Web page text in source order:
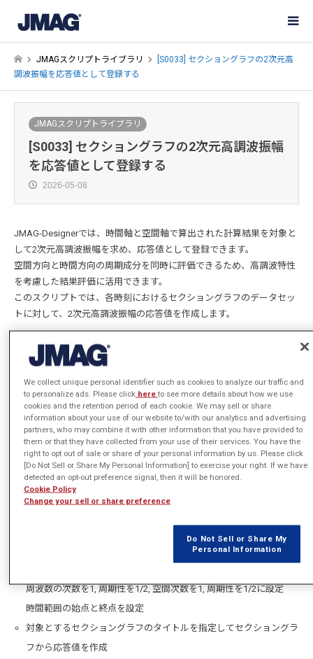
JMAGスクリプトライブラリ
[S0033] セクショングラフの2次元高
調波振幅を応答値として登録する
JMAGスクリプトライブラリ
[S0033] セクショングラフの2次元高調波振幅
を応答値として登録する
2026-05-08
JMAG-Designerでは、時間軸と空間軸で算出された計算結果を対象と
して2次元高調波振幅を求め、応答値として登録できます。
空間方向と時間方向の周期成分を同時に評価できるため、高調波特性
を考慮した結果評価に活用できます。
このスクリプトでは、各時刻におけるセクショングラフのデータセッ
トに対して、2次元高調波振幅の応答値を作成します。
前提条件
磁界過渡応答解析スタディが1つ以上作成されていること
このスクリプト例では、プロジェクトツリー上でアクティブな磁界
過渡応答スタディに対して実行している
セクショングラフの定義が作成済みであり、そのタイトルが既知で
あること
2次元高調波振幅の応答値はJMAG-Designer v25.0以降で使用可能
周波数の次数を1, 周期性を1/2, 空間次数を1, 周期性を1/2に設定
時間範囲の始点と終点を設定
対象とするセクショングラフのタイトルを指定してセクショングラ
フから応答値を作成
We collect unique personal identifier such as cookies to analyze our traffic and
to personalize ads. Please clickhereto see more details about how we use
cookies and the retention period of each cookie. We may sell or share
information about your use of our website to/with our analytics and advertising
partners, who may combine it with other information that you have provided to
them or that they have collected from your use of their services. You have the
right to opt out of sale or share of your personal information by us. Please click
[Do Not Sell or Share My Personal Information] to exercise your right. If we have
detected an opt-out preference signal, then it will be honored.
Cookie Policy
Change your sell or share preference
Do Not Sell or Share My
Personal Information